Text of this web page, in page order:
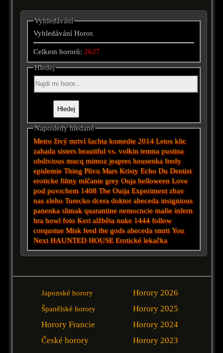
Vyhledávání
Vyhledávání Horor.
Celkem hororů:2627
Hledej
Naposledy hledané
Metro živý mrtví šachta komedie 2014 Letos klic
zahada sisters beautiful vs. volkin temna pustina
obdivious mucq mimoz jeapres housenka fredy
epidemie Thing Plivu Mars Kristy Echo Du Dentist
eroticke filmy mlčanie grey Ouja helloween Love
pod povrchem1408 The Ouija Experiment zbav
nas zleho Turecko dcera doktor abeceda insignious
panenka slimak quarantine nemocncie mafie infern
hra howl foto Keri alžběta nuke 1444 follow
corqustue Misk feed the gods abeceda smrti You
Next HAUNTED HOUSE Erotické lekačka
Japonské horory
Španělské horory
Horory Francie
České horory
Horory 2026
Horory 2025
Horory 2024
Horory 2023